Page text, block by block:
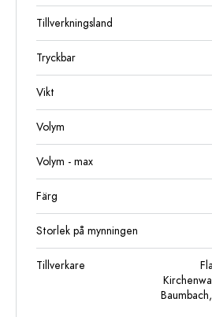
Tillverkningsland
Tryckbar
Vikt
Volym
Volym - max
Färg
Storlek på mynningen
Tillverkare
Baumbach,